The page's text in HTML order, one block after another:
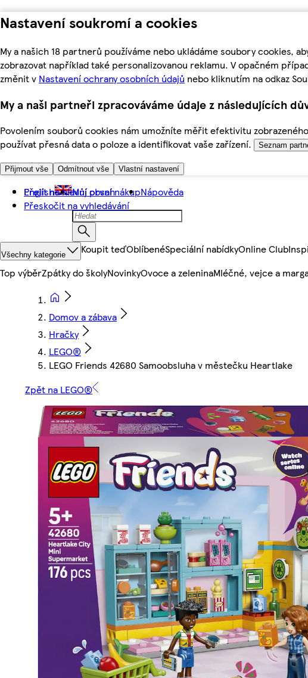
Nastavení soukromí a cookies
My a našich 18 partnerů používáme nebo ukládáme soubory cookies,
zobrazovat například také personalizovanou reklamu. V opačném
změnit v Nastavení ochrany osobních údajů nebo kliknutím na odkaz
My a naši partneři zpracováváme údaje z následujících
Povolením souborů cookies nám umožníte měřit efektivitu
používat přesná data o poloze a identifikovat vaše zařízení.
Seznam
Přijmout vše Odmítnout vše Vlastní nastavení
Přejít na hlavní obsah
Přeskočit na vyhledávání
English Můj první nákupNápověda
Všechny kategorie Koupit teďOblíbenéSpeciální nabídkyOnline Club
Top výběrZpátky do školyNovinkyOvoce a zeleninaMléčné, vejce a
Domov a zábava
Hračky
LEGO®
LEGO Friends 42680 Samoobsluha v městečku Heartlake
Zpět na LEGO®